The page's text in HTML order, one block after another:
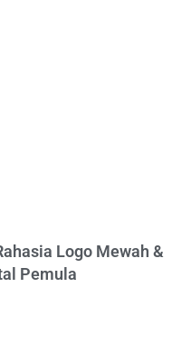
Logo Mewah &
Pemula